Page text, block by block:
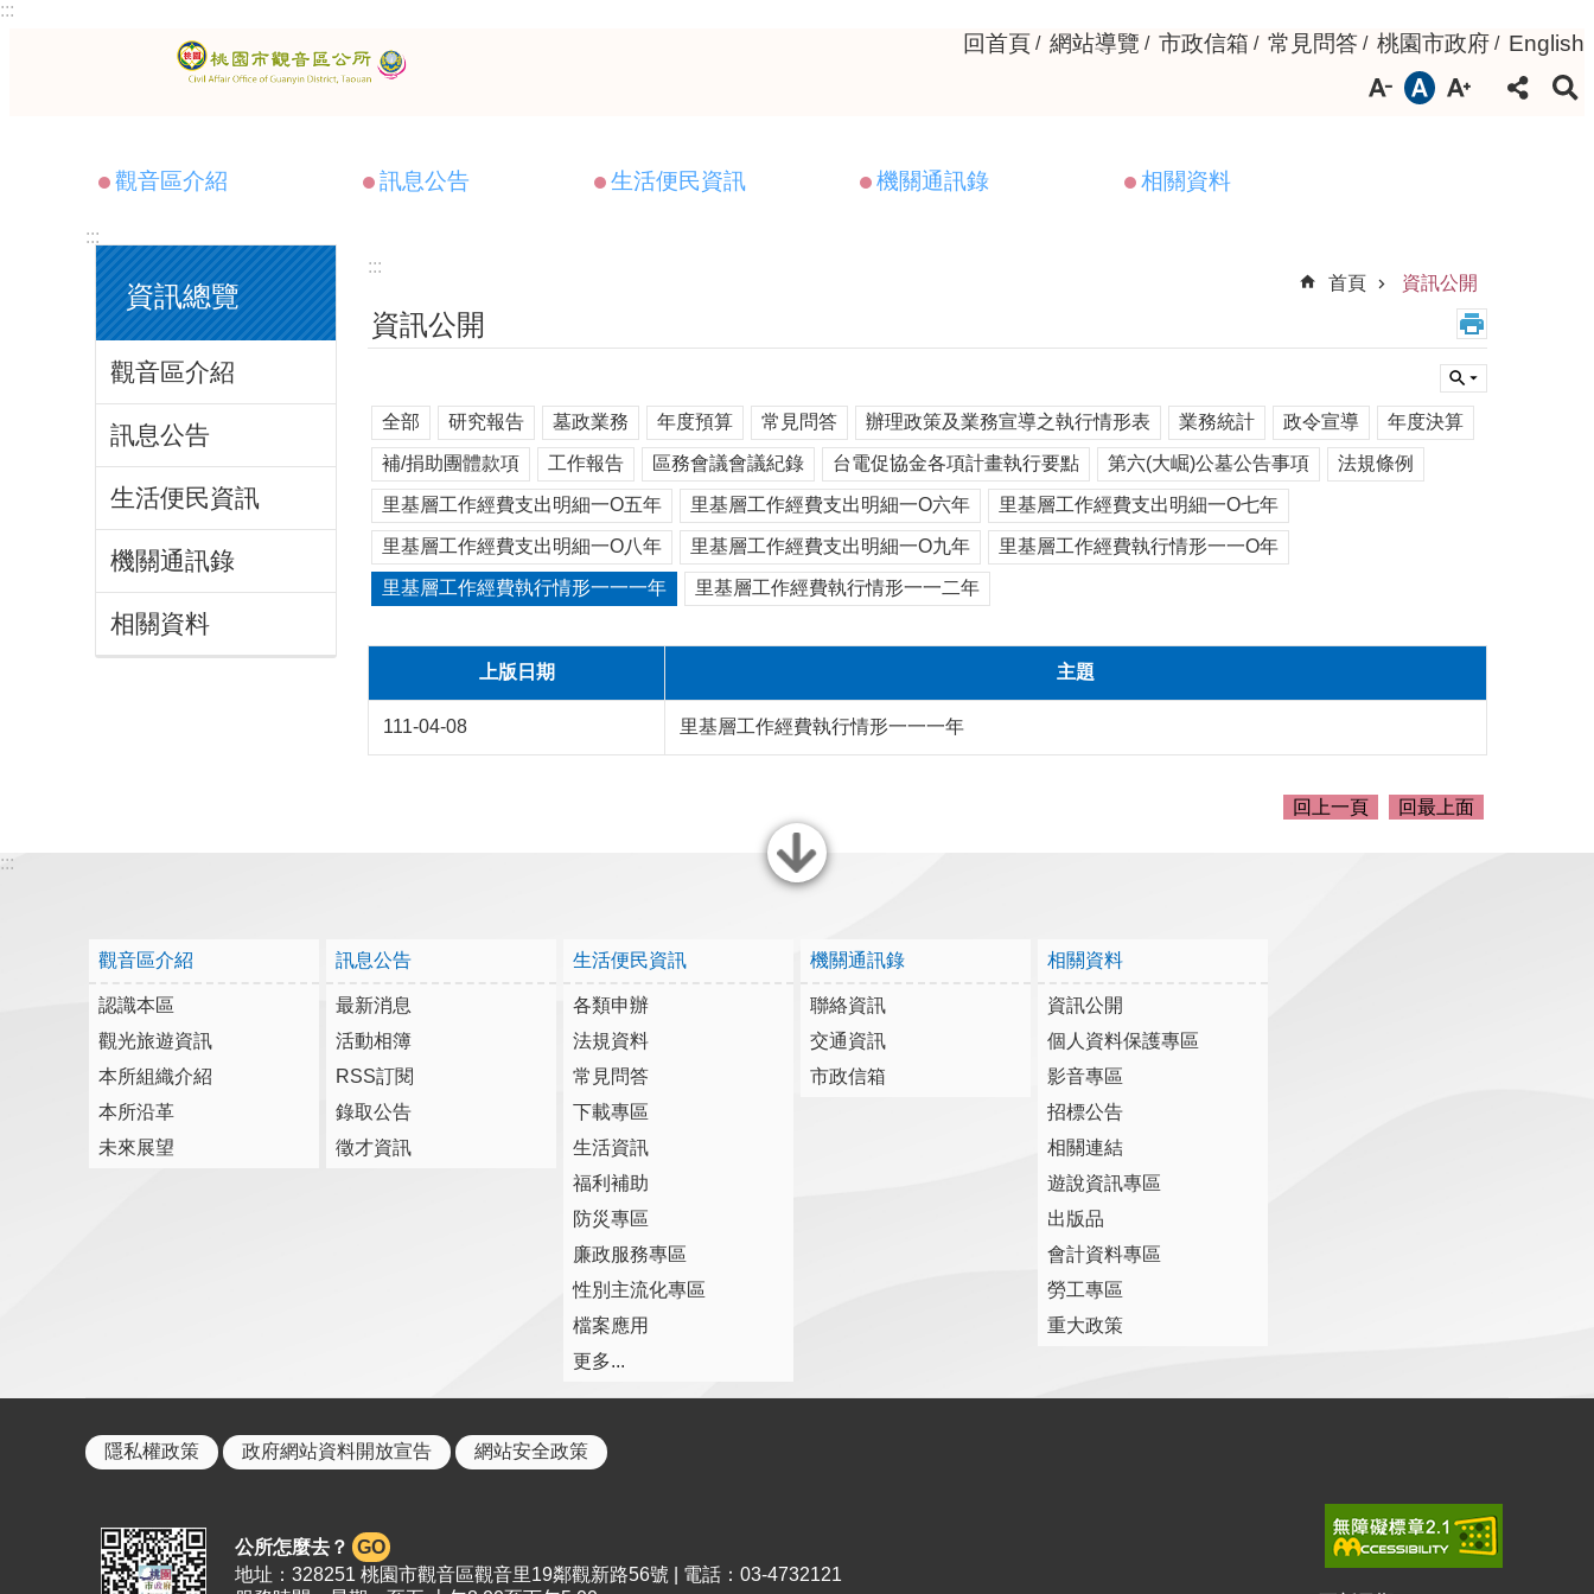
跳到主要內容區塊
:::
回首頁 網站導覽 市政信箱 常見問答 桃園市政府 English
觀音區介紹 訊息公告 生活便民資訊 機關通訊錄 相關資料
:::
資訊總覽
觀音區介紹
訊息公告
生活便民資訊
機關通訊錄
相關資料
:::
首頁
資訊公開
資訊公開
全部 研究報告 墓政業務 年度預算 常見問答 辦理政策及業務宣導之執行情形表 業務統計 政令宣導 年度決算
補/捐助團體款項 工作報告 區務會議會議紀錄 台電促協金各項計畫執行要點 第六(大崛)公墓公告事項 法規條例
里基層工作經費支出明細一O五年 里基層工作經費支出明細一O六年 里基層工作經費支出明細一O七年
里基層工作經費支出明細一O八年 里基層工作經費支出明細一O九年 里基層工作經費執行情形一一O年
里基層工作經費執行情形一一一年 里基層工作經費執行情形一一二年
上版日期 主題
111-04-08 里基層工作經費執行情形一一一年
回上一頁 回最上面
關閉
:::
觀音區介紹
認識本區
觀光旅遊資訊
本所組織介紹
本所沿革
未來展望
訊息公告
最新消息
活動相簿
RSS訂閱
錄取公告
徵才資訊
生活便民資訊
各類申辦
法規資料
常見問答
下載專區
生活資訊
福利補助
防災專區
廉政服務專區
性別主流化專區
檔案應用
更多...
機關通訊錄
聯絡資訊
交通資訊
市政信箱
相關資料
資訊公開
個人資料保護專區
影音專區
招標公告
相關連結
遊說資訊專區
出版品
會計資料專區
勞工專區
重大政策
隱私權政策 政府網站資料開放宣告 網站安全政策
公所怎麼去？ GO
地址：328251 桃園市觀音區觀音里19鄰觀新路56號 | 電話：03-4732121